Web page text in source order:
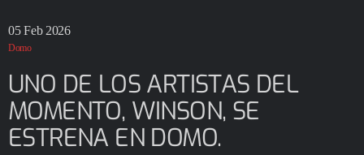
05 Feb 2026
Domo
UNO DE LOS ARTISTAS DEL
MOMENTO, WINSON, SE
ESTRENA EN DOMO.